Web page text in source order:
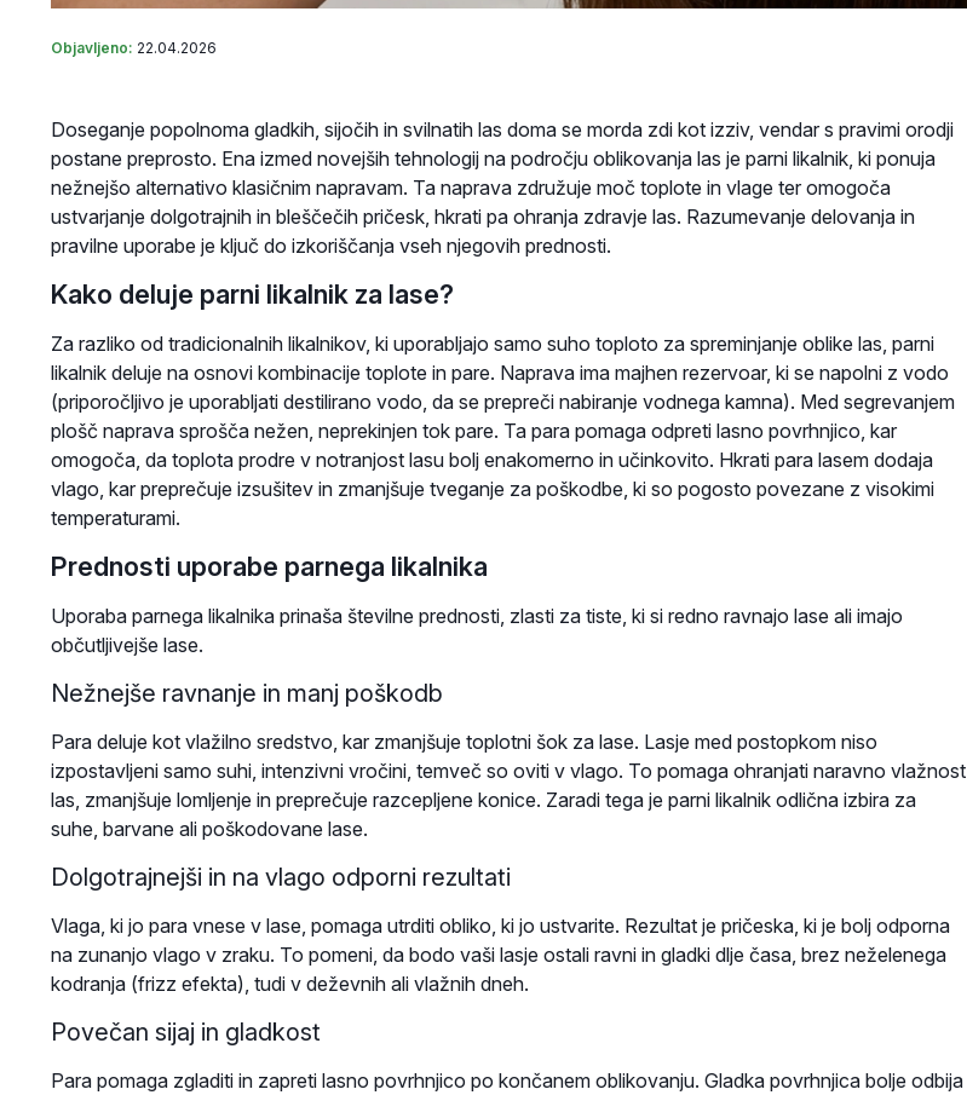
Objavljeno: 22.04.2026
Doseganje popolnoma gladkih, sijočih in svilnatih las doma se morda zdi kot izziv, vendar s pravimi orodji
postane preprosto. Ena izmed novejših tehnologij na področju oblikovanja las je parni likalnik, ki ponuja
nežnejšo alternativo klasičnim napravam. Ta naprava združuje moč toplote in vlage ter omogoča
ustvarjanje dolgotrajnih in bleščečih pričesk, hkrati pa ohranja zdravje las. Razumevanje delovanja in
pravilne uporabe je ključ do izkoriščanja vseh njegovih prednosti.
Kako deluje parni likalnik za lase?
Za razliko od tradicionalnih likalnikov, ki uporabljajo samo suho toploto za spreminjanje oblike las, parni
likalnik deluje na osnovi kombinacije toplote in pare. Naprava ima majhen rezervoar, ki se napolni z vodo
(priporočljivo je uporabljati destilirano vodo, da se prepreči nabiranje vodnega kamna). Med segrevanjem
plošč naprava sprošča nežen, neprekinjen tok pare. Ta para pomaga odpreti lasno povrhnjico, kar
omogoča, da toplota prodre v notranjost lasu bolj enakomerno in učinkovito. Hkrati para lasem dodaja
vlago, kar preprečuje izsušitev in zmanjšuje tveganje za poškodbe, ki so pogosto povezane z visokimi
temperaturami.
Prednosti uporabe parnega likalnika
Uporaba parnega likalnika prinaša številne prednosti, zlasti za tiste, ki si redno ravnajo lase ali imajo
občutljivejše lase.
Nežnejše ravnanje in manj poškodb
Para deluje kot vlažilno sredstvo, kar zmanjšuje toplotni šok za lase. Lasje med postopkom niso
izpostavljeni samo suhi, intenzivni vročini, temveč so oviti v vlago. To pomaga ohranjati naravno vlažnost
las, zmanjšuje lomljenje in preprečuje razcepljene konice. Zaradi tega je parni likalnik odlična izbira za
suhe, barvane ali poškodovane lase.
Dolgotrajnejši in na vlago odporni rezultati
Vlaga, ki jo para vnese v lase, pomaga utrditi obliko, ki jo ustvarite. Rezultat je pričeska, ki je bolj odporna
na zunanjo vlago v zraku. To pomeni, da bodo vaši lasje ostali ravni in gladki dlje časa, brez neželenega
kodranja (frizz efekta), tudi v deževnih ali vlažnih dneh.
Povečan sijaj in gladkost
Para pomaga zgladiti in zapreti lasno povrhnjico po končanem oblikovanju. Gladka povrhnjica bolje odbija